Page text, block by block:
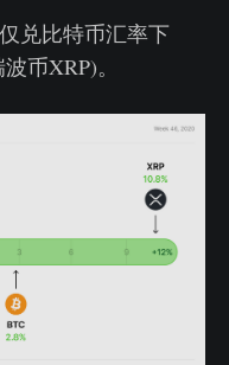
兑比特币汇率下
币XRP)。